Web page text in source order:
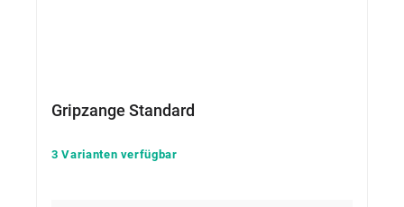
Gripzange Standard
3 Varianten verfügbar